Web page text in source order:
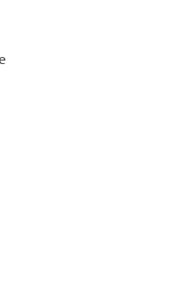
PREMIUM”